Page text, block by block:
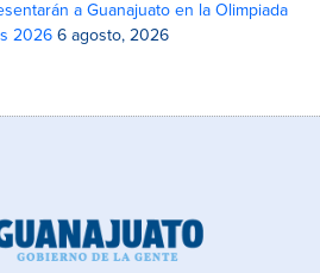
a Guanajuato en la Olimpiada
2026 6 agosto, 2026